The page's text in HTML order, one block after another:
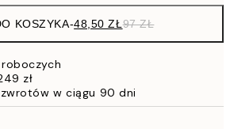
KOSZYKA-48,50 ZŁ97 ZŁ
zł
w ciągu 90 dni